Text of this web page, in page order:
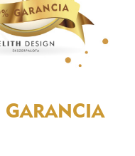
GARANCIA